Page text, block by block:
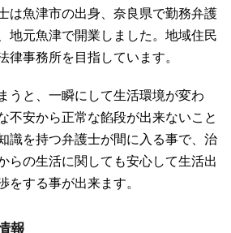
は魚津市の出身、奈良県で勤務弁護
地元魚津で開業しました。地域住民
律事務所を目指しています。
うと、一瞬にして生活環境が変わ
不安から正常な餡段が出来ないこと
識を持つ弁護士が間に入る事で、治
らの生活に関しても安心して生活出
をする事が出来ます。
報